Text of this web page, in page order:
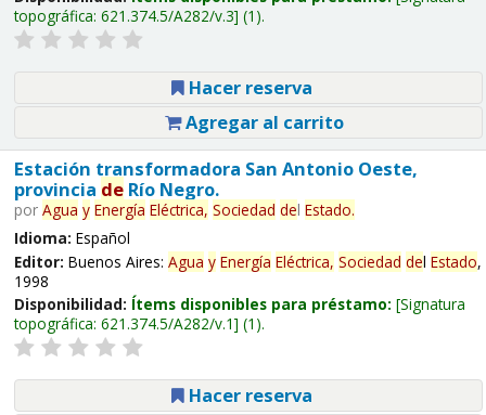
topográfica: 621.374.5/A282/v.3 (1).
Hacer reserva
Agregar al carrito
Estación transformadora San Antonio Oeste,
provincia deRío Negro.
por Agua y Energía Eléctrica, Sociedad del Estado.
Idioma: Español
Editor: Buenos Aires: Agua y Energía Eléctrica, Sociedad del Estado,
1998
Disponibilidad: Ítems disponibles para préstamo: Signatura
topográfica: 621.374.5/A282/v.1 (1).
Hacer reserva